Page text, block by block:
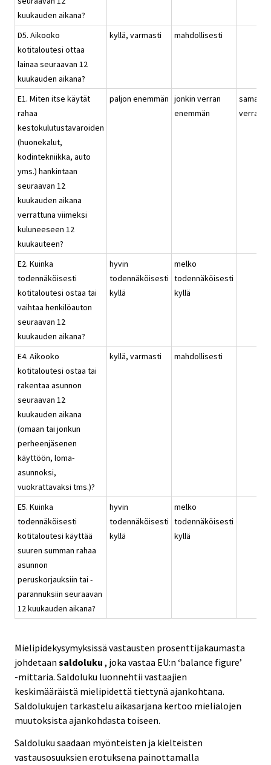
kuukauden aikana?
D5. Aikooko
kotitaloutesi ottaa
lainaa seuraavan 12
kuukauden aikana?
kyllä, varmasti mahdollisesti
E1. Miten itse käytät
rahaa
kestokulutustavaroiden
(huonekalut,
kodintekniikka, auto
yms.) hankintaan
seuraavan 12
kuukauden aikana
verrattuna viimeksi
kuluneeseen 12
kuukauteen?
paljon enemmän jonkin verran
enemmän
saman
verran
E2. Kuinka
todennäköisesti
kotitaloutesi ostaa tai
vaihtaa henkilöauton
seuraavan 12
kuukauden aikana?
hyvin
todennäköisesti
kyllä
melko
todennäköisesti
kyllä
E4. Aikooko
kotitaloutesi ostaa tai
rakentaa asunnon
seuraavan 12
kuukauden aikana
(omaan tai jonkun
perheenjäsenen
käyttöön, loma-
asunnoksi,
vuokrattavaksi tms.)?
kyllä, varmasti mahdollisesti
E5. Kuinka
todennäköisesti
kotitaloutesi käyttää
suuren summan rahaa
asunnon
peruskorjauksiin tai -
parannuksiin seuraavan
12 kuukauden aikana?
hyvin
todennäköisesti
kyllä
melko
todennäköisesti
kyllä
Mielipidekysymyksissä vastausten prosenttijakaumasta
johdetaan saldoluku , joka vastaa EU:n ‘balance figure’
-mittaria. Saldoluku luonnehtii vastaajien
keskimääräistä mielipidettä tiettynä ajankohtana.
Saldolukujen tarkastelu aikasarjana kertoo mielialojen
muutoksista ajankohdasta toiseen.
Saldoluku saadaan myönteisten ja kielteisten
vastausosuuksien erotuksena painottamalla